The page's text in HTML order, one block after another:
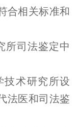
合相关标准和
司法鉴定中
术研究所设
法医和司法鉴